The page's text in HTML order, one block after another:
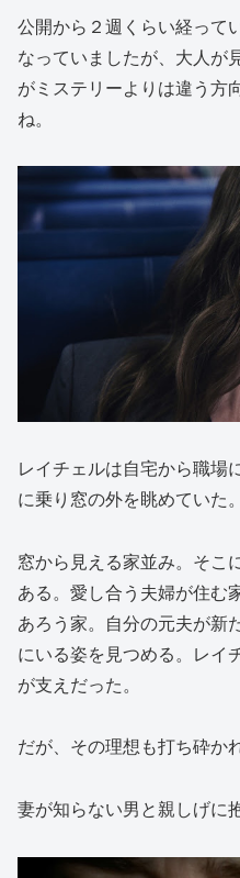
公開から２週くらい経って
なっていましたが、大人が
がミステリーよりは違う方
ね。
レイチェルは自宅から職場
に乗り窓の外を眺めていた。
窓から見える家並み。そこ
ある。愛し合う夫婦が住む
あろう家。自分の元夫が新
にいる姿を見つめる。レイ
が支えだった。
だが、その理想も打ち砕か
妻が知らない男と親しげに